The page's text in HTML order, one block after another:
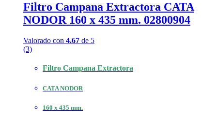
Filtro Campana Extractora CATA
NODOR 160 x 435 mm. 02800904
Valorado con 4.67 de 5
(3)
Filtro Campana Extractora
CATA NODOR
160 x 435 mm.